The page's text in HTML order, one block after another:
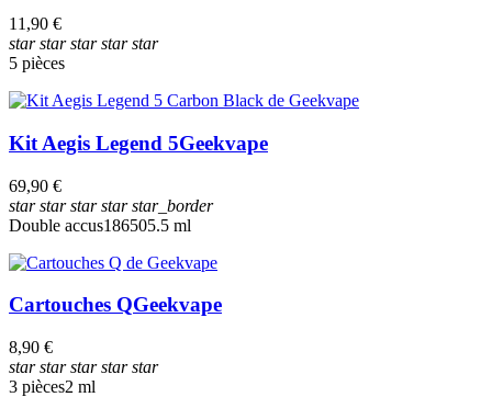
11,90 €
starstarstarstarstar
5 pièces
Kit Aegis Legend 5Geekvape
69,90 €
starstarstarstarstar_border
Double accus186505.5 ml
Cartouches QGeekvape
8,90 €
starstarstarstarstar
3 pièces2 ml